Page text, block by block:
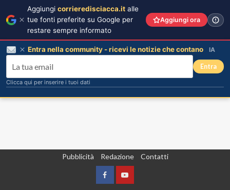
Pubblicità Redazione Contatti
FacebookYountube
Aggiungi corrieredisciacca.it alle
tue fonti preferite su Google per
restare sempre informato
Aggiungi ora
Entra nella community - ricevi le notizie che contano IA
Entra
Clicca qui per inserire i tuoi dati